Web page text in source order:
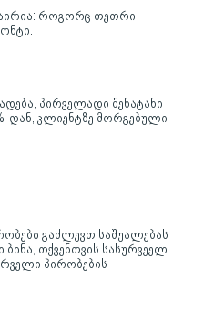
როგორც თეთრი
პირველადი შენატანი
დან, კლიენტზე მორგებული
გაძლევთ საშუალებას
თქვენთვის სასურვეელ
პირობების